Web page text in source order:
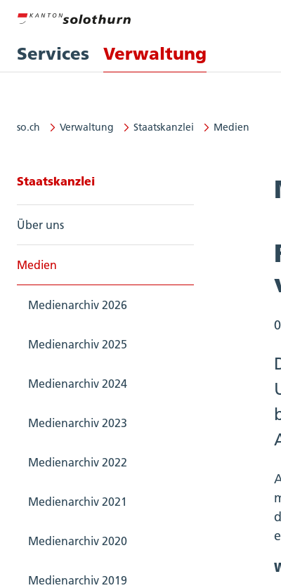
Services Verwaltung
so.ch Verwaltung Staatskanzlei Medien
Seitennavigation:
Staatskanzlei
Über uns
Medien
Medienarchiv 2026
Medienarchiv 2025
Medienarchiv 2024
Medienarchiv 2023
Medienarchiv 2022
Medienarchiv 2021
Medienarchiv 2020
Medienarchiv 2019